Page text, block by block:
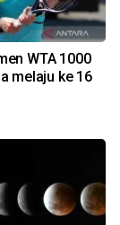
WTA 1000
melaju ke 16